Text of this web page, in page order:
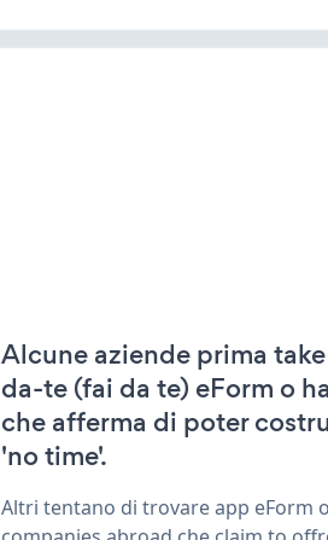
Alcune aziende prima
da-te (fai da te) eForm o
che afferma di poter
'no time'.
Altri tentano di trovare app eForm